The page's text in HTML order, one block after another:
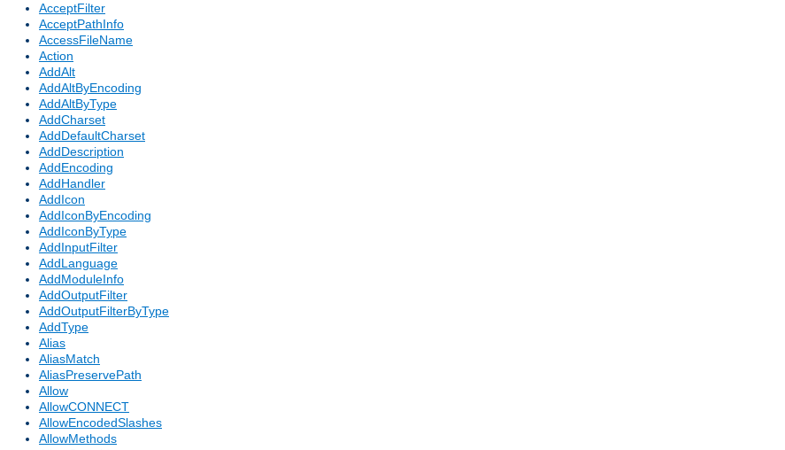
AcceptFilter
AcceptPathInfo
AccessFileName
Action
AddAlt
AddAltByEncoding
AddAltByType
AddCharset
AddDefaultCharset
AddDescription
AddEncoding
AddHandler
AddIcon
AddIconByEncoding
AddIconByType
AddInputFilter
AddLanguage
AddModuleInfo
AddOutputFilter
AddOutputFilterByType
AddType
Alias
AliasMatch
AliasPreservePath
Allow
AllowCONNECT
AllowEncodedSlashes
AllowMethods